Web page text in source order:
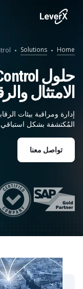
S/4HANA migration
RISE with SAP
Digitals supply chain
Home
Solutions
الامتثال
إدارة ومراقبة بيئات
المُكتشفة بشكل استباقي.
تواصل معنا